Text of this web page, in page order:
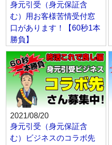
身元引受（身元保証含
む）用お客様苦情受付窓
口があります！【60秒1本
勝負】
2021/08/20
身元引受（身元保証含
む）ビジネスのコラボ先